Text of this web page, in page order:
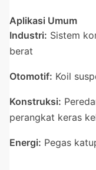
Aplikasi Umum
Industri: Sistem
berat
Otomotif: Koil
Konstruksi:
perangkat keras
Energi: Pegas